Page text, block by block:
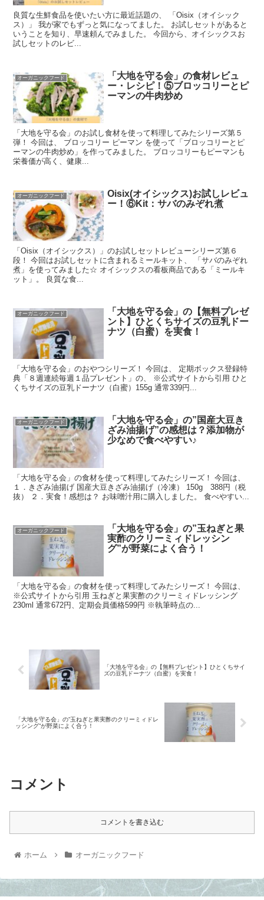
良質な生鮮食品を使いたい方に最近話題の、 「Oisix（オイシック
ス）」 我が家でもずっと気になってました。 お試しセットがあると
いうことを知り、早速頼んでみました。 今回から、オイシックスお
試しセットのレビ...
オーガニックフード
「大地を守る会」の食材レビュ
ー・レシピ！⑤ブロッコリーとピ
ーマンの牛肉炒め
「大地を守る会」のお試し食材を使って料理してみたシリーズ第５
弾！ 今回は、 ブロッコリー ピーマン を使って「ブロッコリーとピ
ーマンの牛肉炒め」を作ってみました。 ブロッコリーもピーマンも
栄養価が高く、健康...
オーガニックフード
Oisix(オイシックス)お試しレビュ
ー！⑥Kit：サバのみぞれ煮
「Oisix（オイシックス）」のお試しセットレビューシリーズ第６
段！ 今回はお試しセットに含まれるミールキット、 「サバのみぞれ
煮」を使ってみました☆ オイシックスの看板商品である「ミールキ
ット」。 良質な食...
オーガニックフード
「大地を守る会」の【無料プレゼ
ント】ひとくちサイズの豆乳ドー
ナツ（白蜜）を実食！
「大地を守る会」のおやつシリーズ！ 今回は、 定期ボックス登録特
典「８週連続毎週１品プレゼント」の、 ※公式サイトから引用 ひと
くちサイズの豆乳ドーナツ（白蜜）155g 通常339円...
オーガニックフード
「大地を守る会」の”国産大豆き
ざみ油揚げ”の感想は？添加物が
少なめで食べやすい♪
「大地を守る会」の食材を使って料理してみたシリーズ！ 今回は、
１．きざみ油揚げ 国産大豆きざみ油揚げ（冷凍） 150g 388円（税
抜） ２．実食！感想は？ お味噌汁用に購入しました。 食べやすい...
オーガニックフード
「大地を守る会」の”玉ねぎと果
実酢のクリーミィドレッシン
グ”が野菜によく合う！
「大地を守る会」の食材を使って料理してみたシリーズ！ 今回は、
※公式サイトから引用 玉ねぎと果実酢のクリーミィドレッシング
230ml 通常672円、定期会員価格599円 ※執筆時点の...
「大地を守る会」の【無料プレゼント】ひとくちサイ
ズの豆乳ドーナツ（白蜜）を実食！
「大地を守る会」の”玉ねぎと果実酢のクリーミィドレ
ッシング”が野菜によく合う！
コメント
コメントを書き込む
ホーム オーガニックフード